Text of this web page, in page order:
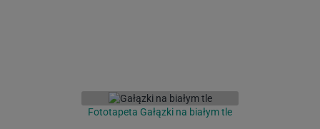
Fototapeta Gałązki na białym tle